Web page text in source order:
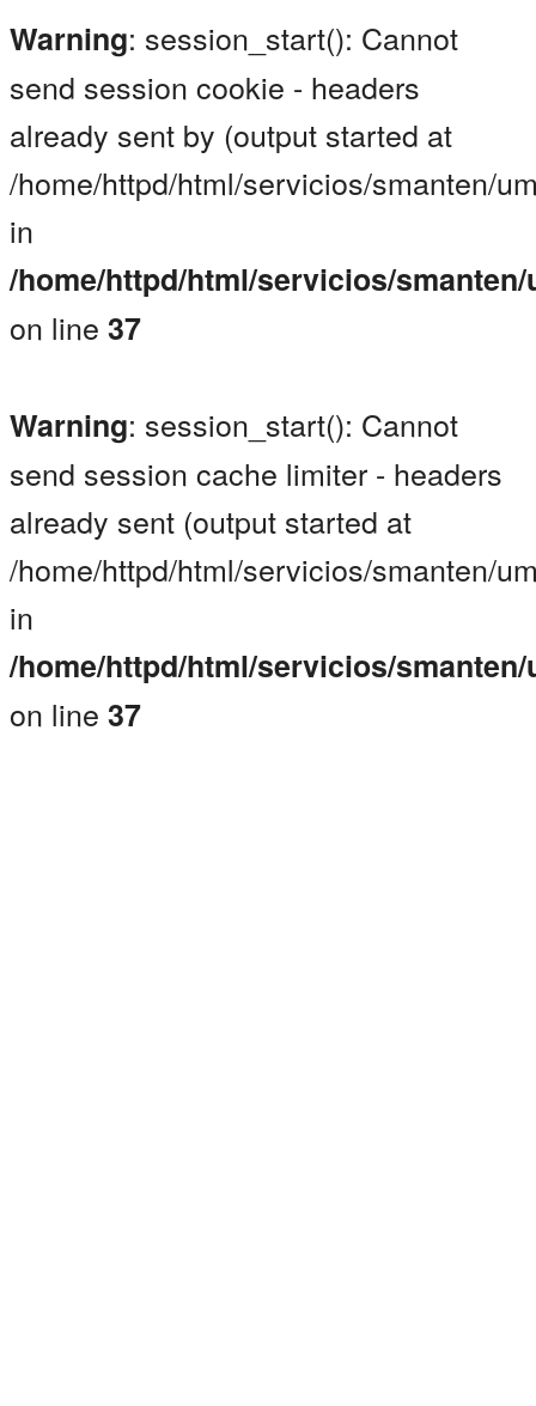
Warning: session_start(): Cannot
send session cookie - headers
already sent by (output started at
/home/httpd/html/servicios/smanten/
in
/home/httpd/html/servicios/
on line 37
Warning: session_start(): Cannot
send session cache limiter - headers
already sent (output started at
/home/httpd/html/servicios/smanten/
in
/home/httpd/html/servicios/
on line 37